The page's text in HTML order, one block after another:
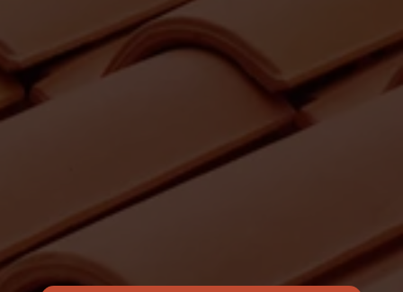
RENOV MULLER
Pourquoi faire appel à Rénov’
Muller pour vos travaux de
peinture à Bas-en-Basset ?